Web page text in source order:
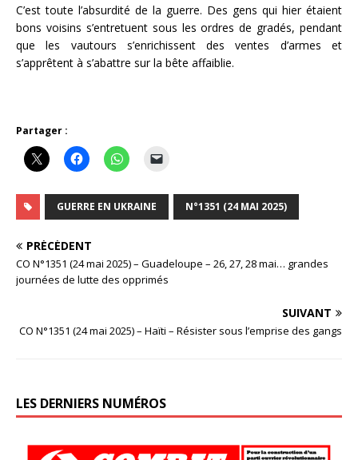
C’est toute l’absurdité de la guerre. Des gens qui hier étaient
bons voisins s’entretuent sous les ordres de gradés, pendant
que les vautours s’enrichissent des ventes d’armes et
s’apprêtent à s’abattre sur la bête affaiblie.
Partager :
GUERRE EN UKRAINE N°1351 (24 MAI 2025)
PRÉCÉDENT
CO N°1351 (24 mai 2025) – Guadeloupe – 26, 27, 28 mai… grandes
journées de lutte des opprimés
SUIVANT
CO N°1351 (24 mai 2025) – Haïti – Résister sous l’emprise des gangs
LES DERNIERS NUMÉROS